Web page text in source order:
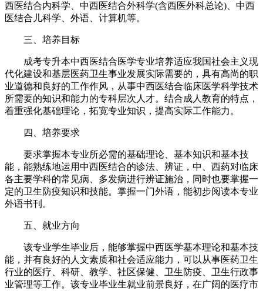
西医结合内科学、中西医结合外科学(含西医外科总论)、中西
医结合儿科学、外语、计算机等。
三、培养目标
成考专升本中西医结合医学专业培养适应我国社会主义现
代化建设和基层医药卫生事业发展实际需要的，具有高尚的职
业道德和良好的工作作风，从事中西医结合临床医学科学技术
所需要的知识和能力的专科层次人才。结合成人教育的特点，
着重强化基础理论，拓宽专业知识，提高实际工作能力。
四、培养要求
要求掌握本专业所必需的基础理论、基本知识和基本技
能，能熟练地运用中西医结合的诊法、辨证，中、西药对临床
各主要学科的常见病、多发病进行辨证施治，同时也要掌握一
定的卫生防疫知识和技能。掌握一门外语，能初步阅读本专业
外语书刊。
五、就业方向
该专业学生毕业后，能够掌握中西医学基本理论和基本技
能，并有良好的人文素质和社会适应能力，可以从事医药卫生
行业的医疗、科研、教学、社区保健、卫生防疫、卫生行政事
业管理等工作。该专业毕业生就业前景良好，在广阔的医疗市